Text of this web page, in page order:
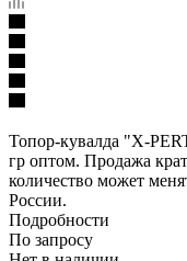
Топор-кувалда "X-
гр оптом. Продажа
количество может
России.
Подробности
По запросу